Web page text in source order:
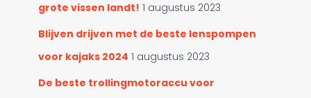
grote vissen landt! 1 augustus 2023
Blijven drijven met de beste lenspompen
voor kajaks 2024 1 augustus 2023
De beste trollingmotoraccu voor